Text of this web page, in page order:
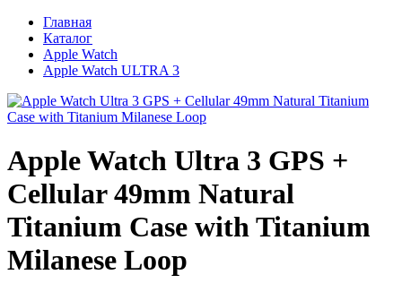
Главная
Каталог
Apple Watch
Apple Watch ULTRA 3
Apple Watch Ultra 3 GPS +
Cellular 49mm Natural
Titanium Case with Titanium
Milanese Loop